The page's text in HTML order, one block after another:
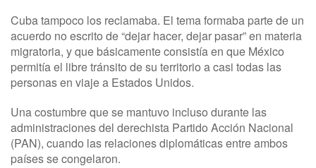
Cuba tampoco los reclamaba. El tema formaba parte de un
acuerdo no escrito de “dejar hacer, dejar pasar” en materia
migratoria, y que básicamente consistía en que México
permitía el libre tránsito de su territorio a casi todas las
personas en viaje a Estados Unidos.
Una costumbre que se mantuvo incluso durante las
administraciones del derechista Partido Acción Nacional
(PAN), cuando las relaciones diplomáticas entre ambos
países se congelaron.